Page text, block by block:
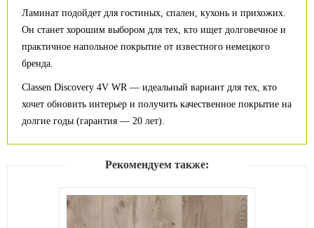
Ламинат подойдет для гостиных, спален, кухонь и прихожих.
Он станет хорошим выбором для тех, кто ищет долговечное и
практичное напольное покрытие от известного немецкого
бренда.
Classen Discovery 4V WR — идеальный вариант для тех, кто
хочет обновить интерьер и получить качественное покрытие на
долгие годы (гарантия — 20 лет).
Рекомендуем также: